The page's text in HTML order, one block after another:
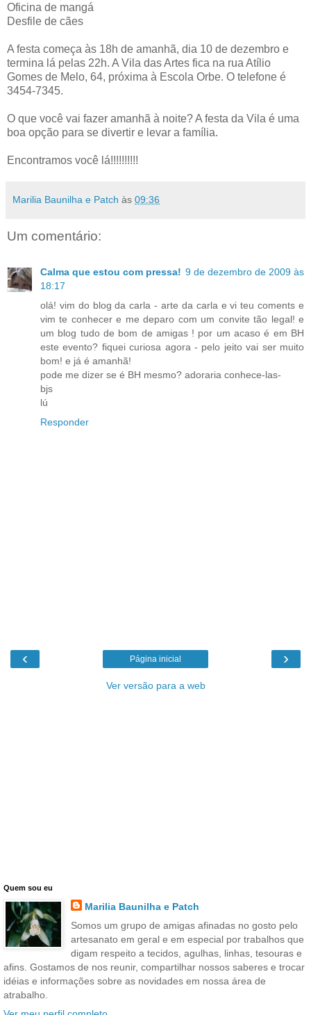
Oficina de mangá
Desfile de cães
A festa começa às 18h de amanhã, dia 10 de dezembro e
termina lá pelas 22h. A Vila das Artes fica na rua Atílio
Gomes de Melo, 64, próxima à Escola Orbe. O telefone é
3454-7345.
O que você vai fazer amanhã à noite? A festa da Vila é uma
boa opção para se divertir e levar a família.
Encontramos você lá!!!!!!!!!!
Marilia Baunilha e Patch às 09:36
Um comentário:
Calma que estou com pressa! 9 de dezembro de 2009 às
18:17
olá! vim do blog da carla - arte da carla e vi teu coments e
vim te conhecer e me deparo com um convite tão legal! e
um blog tudo de bom de amigas ! por um acaso é em BH
este evento? fiquei curiosa agora - pelo jeito vai ser muito
bom! e já é amanhã!
pode me dizer se é BH mesmo? adoraria conhece-las-
bjs
lú
Responder
‹ ›
Página inicial
Ver versão para a web
Quem sou eu
Marilia Baunilha e Patch
Somos um grupo de amigas afinadas no gosto pelo
artesanato em geral e em especial por trabalhos que
digam respeito a tecidos, agulhas, linhas, tesouras e
afins. Gostamos de nos reunir, compartilhar nossos saberes e trocar
idéias e informações sobre as novidades em nossa área de
atrabalho.